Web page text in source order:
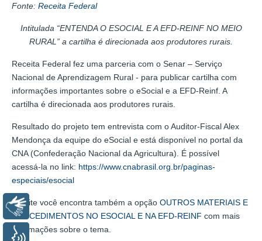
Fonte: Receita Federal
Intitulada “ENTENDA O ESOCIAL E A EFD-REINF NO MEIO
RURAL” a cartilha é direcionada aos produtores rurais.
Receita Federal fez uma parceria com o Senar – Serviço
Nacional de Aprendizagem Rural - para publicar cartilha com
informações importantes sobre o eSocial e a EFD-Reinf. A
cartilha é direcionada aos produtores rurais.
Resultado do projeto tem entrevista com o Auditor-Fiscal Alex
Mendonça da equipe do eSocial e está disponível no portal da
CNA (Confederação Nacional da Agricultura). É possível
acessá-la no link: https://www.cnabrasil.org.br/paginas-
especiais/esocial
No site você encontra também a opção OUTROS MATERIAIS E
PROCEDIMENTOS NO ESOCIAL E NA EFD-REINF com mais
informações sobre o tema.
Libras
Voz